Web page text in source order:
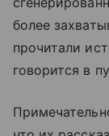
более
прочитали
говорится в